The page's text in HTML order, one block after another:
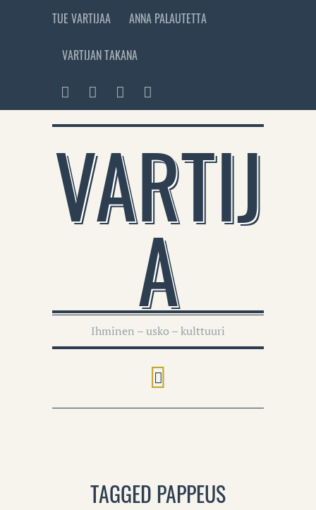
TUE VARTIJAA ANNA PALAUTETTA
VARTIJAN TAKANA
VARTIJ
A
Ihminen – usko – kulttuuri
TAGGED PAPPEUS